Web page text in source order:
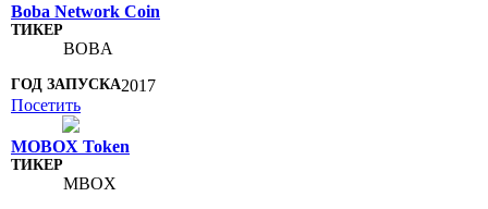
Boba Network Coin
BOBA
2017
Посетить
MOBOX Token
MBOX